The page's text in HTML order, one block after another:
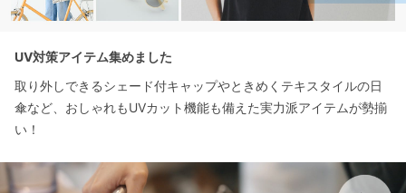
UV対策アイテム集めました
取り外しできるシェード付キャップやときめくテキスタイルの日
傘など、おしゃれもUVカット機能も備えた実力派アイテムが勢揃
い！